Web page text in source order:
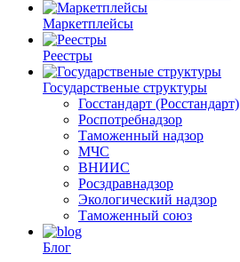
Маркетплейсы
Реестры
Государственые структуры
Госстандарт (Росстандарт)
Роспотребнадзор
Таможенный надзор
МЧС
ВНИИС
Росздравнадзор
Экологический надзор
Таможенный союз
Блог